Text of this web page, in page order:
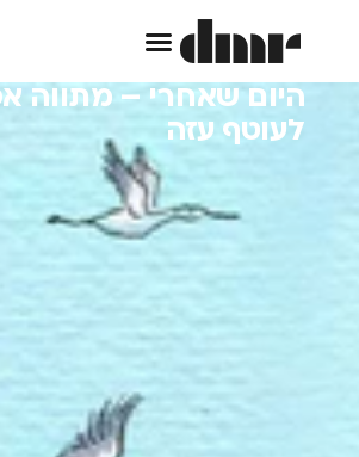
היום שאחרי – מתווה
לעוטף עזה